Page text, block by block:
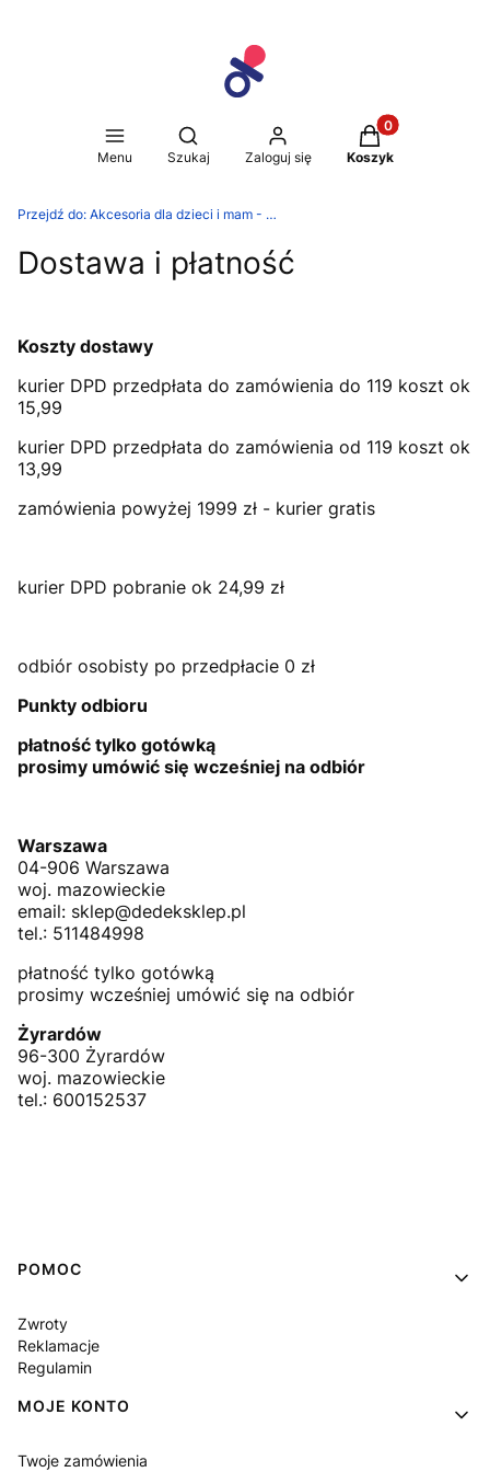
Menu
Otwórz wyszukiwarkę
Szukaj Zaloguj się
Produkty w
Koszyk
Przejdź do: Akcesoria dla dzieci i mam - Dedek Sklep
Dostawa i płatność
Koszty dostawy
kurier DPD przedpłata do zamówienia do 119 koszt ok
15,99
kurier DPD przedpłata do zamówienia od 119 koszt ok
13,99
zamówienia powyżej 1999 zł - kurier gratis
kurier DPD pobranie ok 24,99 zł
odbiór osobisty po przedpłacie 0 zł
Punkty odbioru
płatność tylko gotówką
prosimy umówić się wcześniej na odbiór
Warszawa
04-906 Warszawa
woj. mazowieckie
email: sklep@dedeksklep.pl
tel.: 511484998
płatność tylko gotówką
prosimy wcześniej umówić się na odbiór
Żyrardów
96-300 Żyrardów
woj. mazowieckie
tel.: 600152537
Linki w stopce
POMOC
Zwroty
Reklamacje
Regulamin
MOJE KONTO
Twoje zamówienia